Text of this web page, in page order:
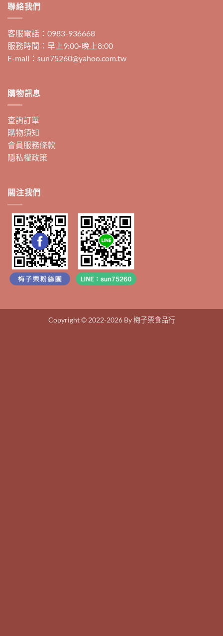
聯絡我們
客服電話：0983-936668
服務時間：早上9:00-晚上8:00
E-mail：sun75260@yahoo.com.tw
購物訊息
查詢訂單
購物須知
會員服務條款
隱私權政策
關注我們
Copyright © 2022-2026 By 梅子栗食品行